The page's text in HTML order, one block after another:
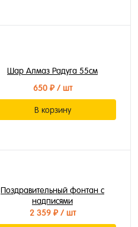
Шар Алмаз Радуга 55см
650 ₽/ шт
В корзину
Поздравительный фонтан с
надписями
2 359 ₽/ шт